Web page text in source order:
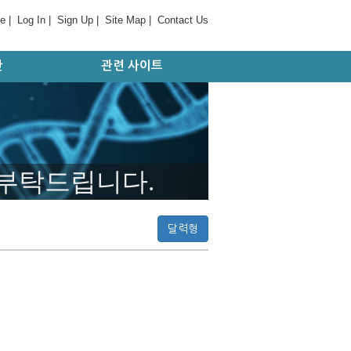
Log In Sign Up Site Map Contact Us
관련 사이트
대학 및 병원
학회/협회
기관/연구소
국외 사이트
탁드립니다.
달력형